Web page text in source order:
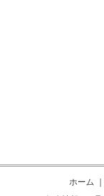
ホーム